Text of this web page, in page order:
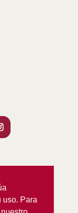
uso. Para